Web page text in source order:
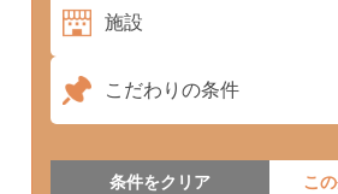
施設
こだわりの条件
条件をクリア